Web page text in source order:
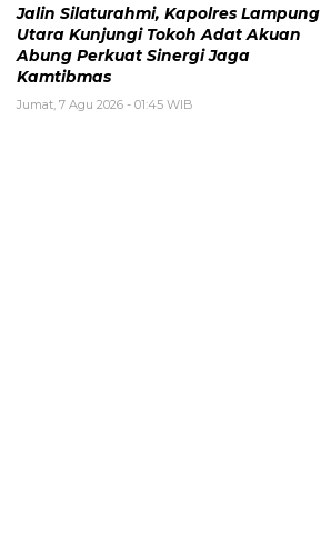
Jalin Silaturahmi, Kapolres Lampung
Utara Kunjungi Tokoh Adat Akuan
Abung Perkuat Sinergi Jaga
Kamtibmas
Jumat, 7 Agu 2026 - 01:45 WIB